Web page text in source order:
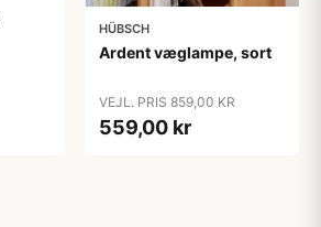
HÜBSCH
Ardent væglampe, sort
VEJL. PRIS 859,00 KR
559,00 kr